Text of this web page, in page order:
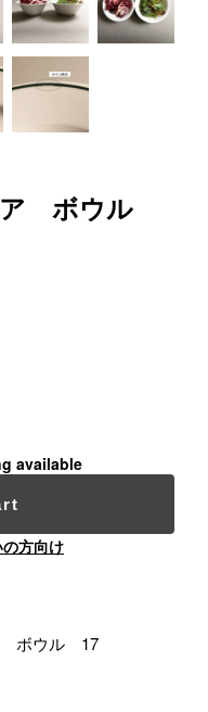
ア ボウル
available
方向け
ボウル 17